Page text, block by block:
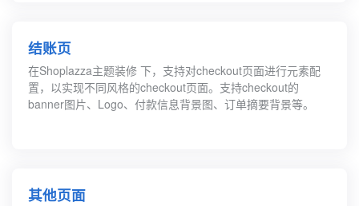
结账页
在Shoplazza主题装修 下，支持对checkout页面进行元素配
置，以实现不同风格的checkout页面。支持checkout的
banner图片、Logo、付款信息背景图、订单摘要背景等。
其他页面